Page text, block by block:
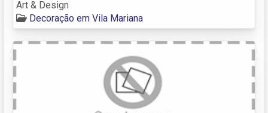
Art & Design
Decoração em Vila Mariana